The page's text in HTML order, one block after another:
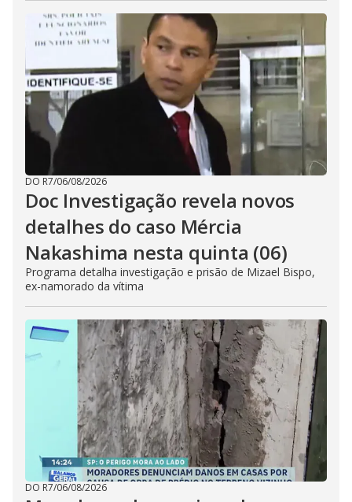
DO R7/06/08/2026
Doc Investigação revela novos
detalhes do caso Mércia
Nakashima nesta quinta (06)
Programa detalha investigação e prisão de Mizael Bispo,
ex-namorado da vítima
DO R7/06/08/2026